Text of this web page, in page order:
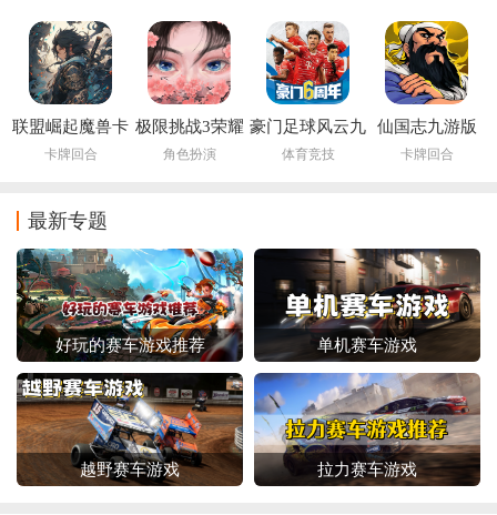
联盟崛起魔兽卡
牌手游
卡牌回合
极限挑战3荣耀
之战手游
角色扮演
豪门足球风云九
游官方
体育竞技
仙国志九游版
卡牌回合
最新专题
好玩的赛车游戏推荐 单机赛车游戏
越野赛车游戏 拉力赛车游戏